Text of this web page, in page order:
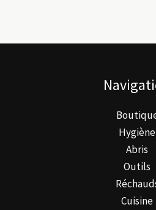
la
page
du
Hygiène
Abris
Outils
Cuisine